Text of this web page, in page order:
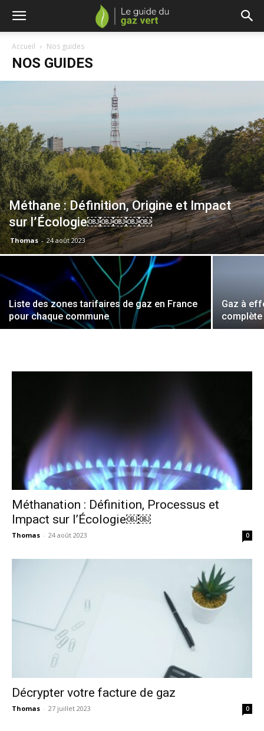
Accueil Nos guides
NOS GUIDES
Méthane : Définition, Origine et Impact
sur l’Écologie￼￼￼￼￼
Thomas - 24 août 2023
Liste des zones tarifaires de gaz en France
pour chaque commune
Gaz à
complète
Méthanation : Définition, Processus et
Impact sur l’Écologie￼￼
Thomas - 24 août 2023 0
Décrypter votre facture de gaz
Thomas - 27 juillet 2023 0